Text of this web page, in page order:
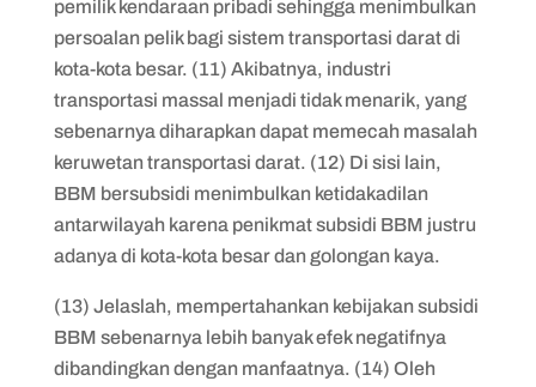
pemilik kendaraan pribadi sehingga menimbulkan
persoalan pelik bagi sistem transportasi darat di
kota-kota besar. (11) Akibatnya, industri
transportasi massal menjadi tidak menarik, yang
sebenarnya diharapkan dapat memecah masalah
keruwetan transportasi darat. (12) Di sisi lain,
BBM bersubsidi menimbulkan ketidakadilan
antarwilayah karena penikmat subsidi BBM justru
adanya di kota-kota besar dan golongan kaya.
(13) Jelaslah, mempertahankan kebijakan subsidi
BBM sebenarnya lebih banyak efek negatifnya
dibandingkan dengan manfaatnya. (14) Oleh